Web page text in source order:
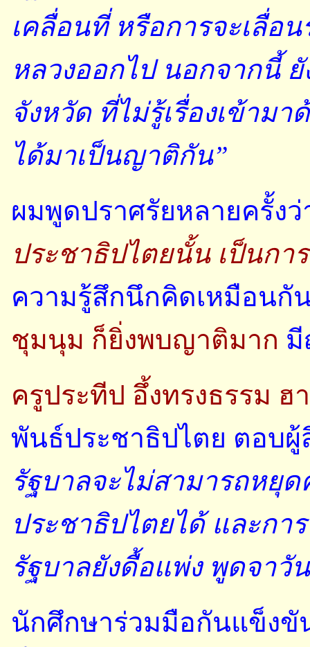
เคลื่อนที่ หรือการจะเลื่อ
หลวงออกไป นอกจากนี้
จังหวัด ที่ไม่รู้เรื่องเข้าม
ได้มาเป็นญาติกัน”
ผมพูดปราศรัยหลายครั้ง
ประชาธิปไตยนั้น เป็นกา
ความรู้สึกนึกคิดเหมือนกั
ชุมนุม ก็ยิ่งพบญาติมาก มี
ครูประทีป อึ้งทรงธรรม ฮ
พันธ์ประชาธิปไตย ตอบ
รัฐบาลจะไม่สามารถหยุ
ประชาธิปไตยได้ และกา
รัฐบาลยังดื้อแพ่ง พูดจาวั
นักศึกษาร่วมมือกันแข็ง